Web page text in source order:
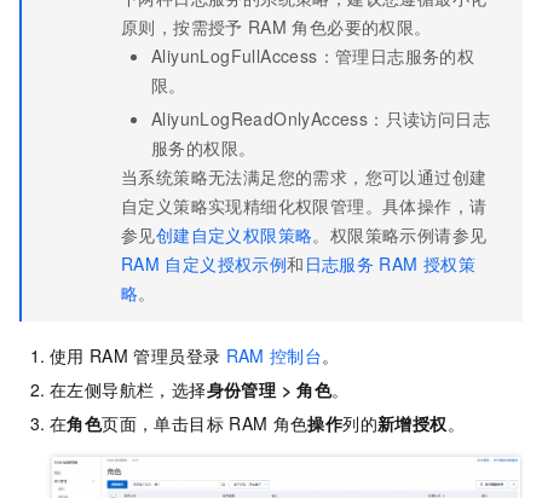
原则，按需授予 RAM 角色必要的权限。
AliyunLogFullAccess：管理日志服务的权
限。
AliyunLogReadOnlyAccess：只读访问日志
服务的权限。
当系统策略无法满足您的需求，您可以通过创建
自定义策略实现精细化权限管理。具体操作，请
参见创建自定义权限策略。权限策略示例请参见
RAM 自定义授权示例和 日志服务 RAM 授权策
略。
使用 RAM 管理员登录 RAM 控制台。
在左侧导航栏，选择身份管理 >角色。
在角色页面，单击目标 RAM 角色操作列的新增授权 。